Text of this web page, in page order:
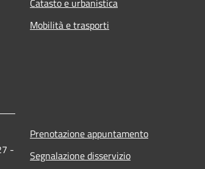
Mobilità e trasporti
-
Prenotazione appuntamento
Segnalazione disservizio